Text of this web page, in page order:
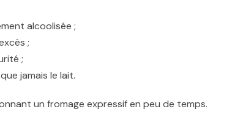
alcoolisée ;
;
;
jamais le lait.
un fromage expressif en peu de temps.